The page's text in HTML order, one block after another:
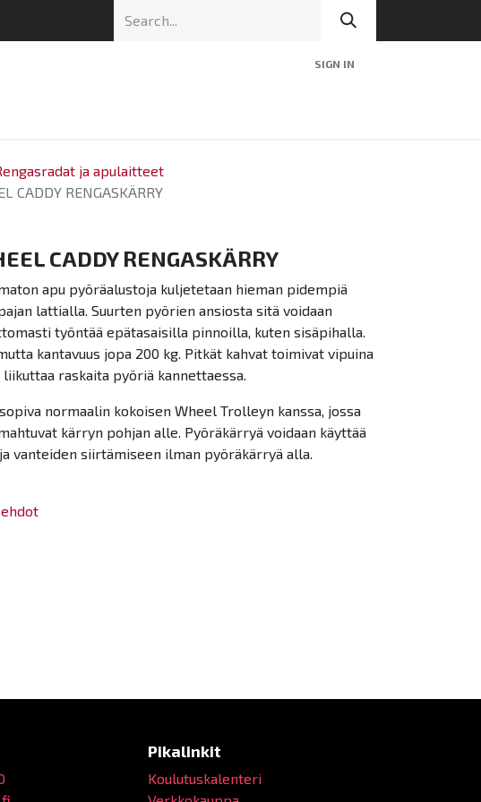
SIGN IN
ja apulaitteet
CADDY RENGASKÄRRY
CADDY RENGASKÄRRY
apu pyöräalustoja kuljetetaan hieman pidempiä
lattialla. Suurten pyörien ansiosta sitä voidaan
työntää epätasaisilla pinnoilla, kuten sisäpihalla.
kantavuus jopa 200 kg. Pitkät kahvat toimivat vipuina
raskaita pyöriä kannettaessa.
normaalin kokoisen Wheel Trolleyn kanssa, jossa
kärryn pohjan alle. Pyöräkärryä voidaan käyttää
vanteiden siirtämiseen ilman pyöräkärryä alla.
Pikalinkit
Koulutuskalenteri